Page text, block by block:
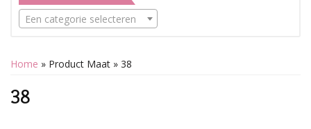
Een categorie selecteren
Home » Product Maat » 38
38